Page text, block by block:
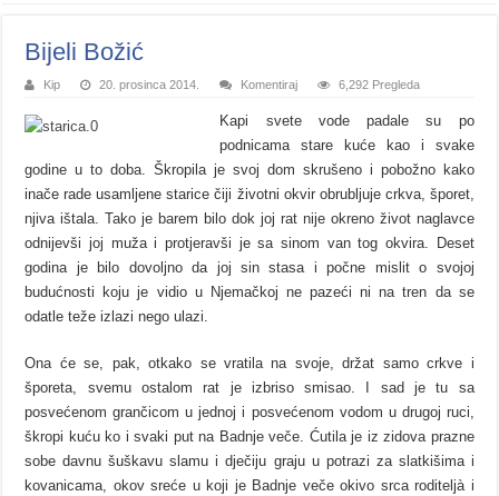
Bijeli Božić
Kip 20. prosinca 2014. Komentiraj 6,292 Pregleda
Kapi svete vode padale su po
podnicama stare kuće kao i svake
godine u to doba. Škropila je svoj dom skrušeno i pobožno kako
inače rade usamljene starice čiji životni okvir obrubljuje crkva, šporet,
njiva ištala. Tako je barem bilo dok joj rat nije okreno život naglavce
odnijevši joj muža i protjeravši je sa sinom van tog okvira. Deset
godina je bilo dovoljno da joj sin stasa i počne mislit o svojoj
budućnosti koju je vidio u Njemačkoj ne pazeći ni na tren da se
odatle teže izlazi nego ulazi.
Ona će se, pak, otkako se vratila na svoje, držat samo crkve i
šporeta, svemu ostalom rat je izbriso smisao. I sad je tu sa
posvećenom grančicom u jednoj i posvećenom vodom u drugoj ruci,
škropi kuću ko i svaki put na Badnje veče. Ćutila je iz zidova prazne
sobe davnu šuškavu slamu i dječiju graju u potrazi za slatkišima i
kovanicama, okov sreće u koji je Badnje veče okivo srca roditeljà i